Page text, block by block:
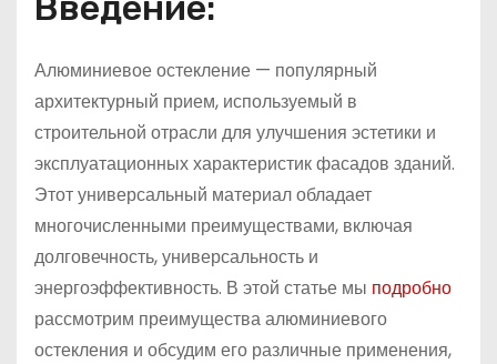
Алюминиевое остекление — популярный
архитектурный прием, используемый в
строительной отрасли для улучшения эстетики и
эксплуатационных характеристик фасадов зданий.
Этот универсальный материал обладает
многочисленными преимуществами, включая
долговечность, универсальность и
энергоэффективность. В этой статье мы подробно
рассмотрим преимущества алюминиевого
остекления и обсудим его различные применения,